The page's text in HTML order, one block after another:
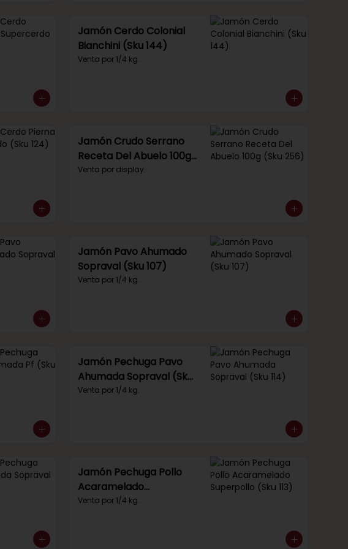
Jamón Cerdo Colonial
Bianchini (Sku 144)
Venta por 1/4 kg.
Jamón Crudo Serrano
Receta Del Abuelo 100g
(Sku 256)
Venta por display.
Jamón Pavo Ahumado
Sopraval (Sku 107)
Venta por 1/4 kg.
Jamón Pechuga Pavo
Ahumada Sopraval (Sku
114)
Venta por 1/4 kg.
Jamón Pechuga Pollo
Acaramelado
Superpollo (Sku 113)
Venta por 1/4 kg.